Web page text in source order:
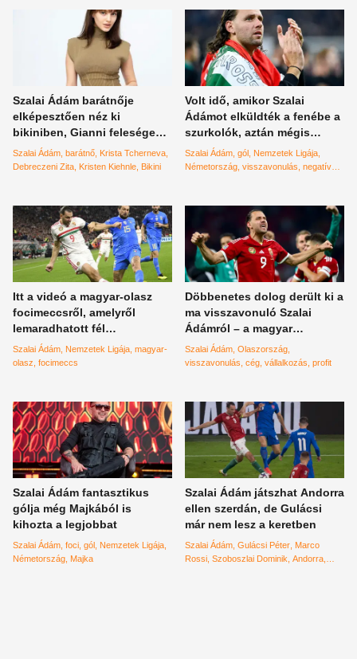
Szalai Ádám barátnője
elképesztően néz ki
bikiniben, Gianni felesége
pedig fehérneműben -
válogatás
Szalai Ádám barátnő Krista Tcherneva
Debreczeni Zita Kristen Kiehnle Bikini
Volt idő, amikor Szalai
Ádámot elküldték a fenébe a
szurkolók, aztán mégis
csodát csinált
Szalai Ádám gól Nemzetek Ligája
Németország visszavonulás negatív
Itt a videó a magyar-olasz
focimeccsről, amelyről
lemaradhatott fél
Magyarország
Szalai Ádám Nemzetek Ligája magyar-
olasz focimeccs
Döbbenetes dolog derült ki a
ma visszavonuló Szalai
Ádámról – a magyar
válogatott focista nem csak
a pályán teljesít jól
Szalai Ádám Olaszország
visszavonulás cég vállalkozás profit
Szalai Ádám fantasztikus
gólja még Majkából is
kihozta a legjobbat
Szalai Ádám foci gól Nemzetek Ligája
Németország Majka
Szalai Ádám játszhat Andorra
ellen szerdán, de Gulácsi
már nem lesz a keretben
Szalai Ádám Gulácsi Péter Marco
Rossi Szoboszlai Dominik Andorra